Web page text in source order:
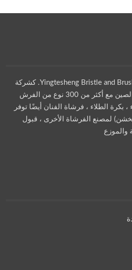
كشركة
مصنعة لفرشاة الطلاء في الصين مع أكثر من 300 نوع من الفرش
، بكرة الطلاء ، فرشاة الفنان أيضًا توفر
لمصنع الفرشاة الأخرى ، قبول